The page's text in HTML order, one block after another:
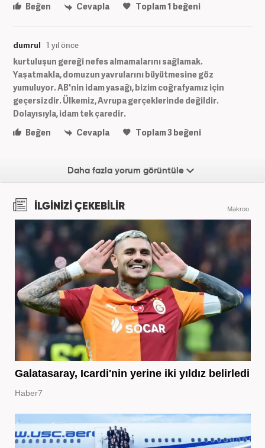
Beğen
Cevapla Toplam1 beğeni
dumrul 1 yıl önce
kurtuluşun gereği nefes almamalarını sağlamak.
Yaşatmakla, domuzun yavrularını büyütmesine göz
yumuluyor. AB'nin idam yasağı, bizim coğrafyamız için
geçersizdir. Ülkemiz, Avrupa gerçeklerinde değildir.
Dolayısıyla, idam tek çaredir.
Beğen
Cevapla Toplam3beğeni
Daha fazla yorum görüntüle
İLGİNİZİ ÇEKEBİLİR Makroo
Galatasaray, Icardi'nin yerine iki yıldız belirledi
Haber7